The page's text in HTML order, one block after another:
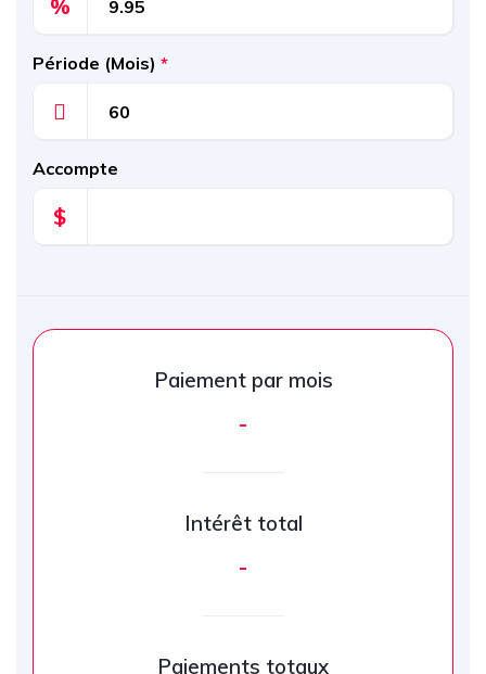
%
Période (Mois) *
Accompte
$
Paiement par mois
-
Intérêt total
-
Paiements totaux